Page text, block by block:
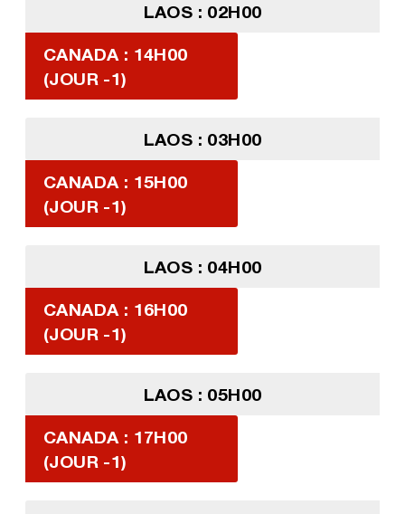
LAOS : 02H00
CANADA : 14H00
(JOUR -1)
LAOS : 03H00
CANADA : 15H00
(JOUR -1)
LAOS : 04H00
CANADA : 16H00
(JOUR -1)
LAOS : 05H00
CANADA : 17H00
(JOUR -1)